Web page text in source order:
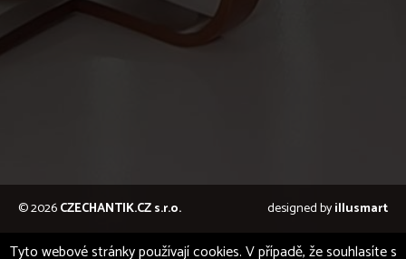
© 2026CZECHANTIK.CZ s.r.o. designed byillusmart
Tyto webové stránky používají cookies. V případě, že souhlasíte s